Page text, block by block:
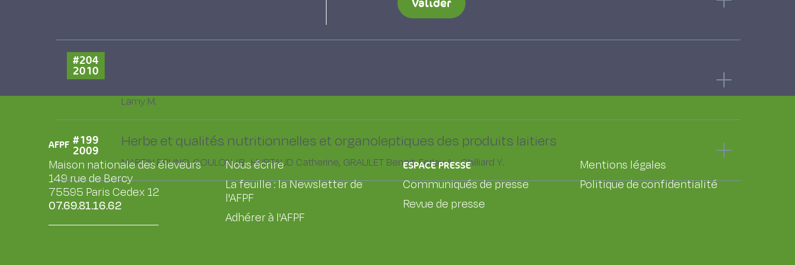
GRAULET Benoit, FARRUGGIA ANNE, MARTIN BRUNO, Pradel P. , HULIN SOPHIE, Piquet M. , Duriot B. , Cornu A. , Portelli J.
#204
2010
Lamy M.
#199
2009 Herbe et qualités nutritionnelles et organoleptiques des produits laitiers
MARTIN BRUNO, COULON J.B., HURTAUD Catherine, GRAULET Benoit, Ferlay A. , Chilliard Y.
AFPF
Maison nationale des éleveurs
149 rue de Bercy
75595 Paris Cedex 12
07.69.81.16.62
Nous écrire
La feuille : la Newsletter de
l'AFPF
Adhérer à l'AFPF
ESPACE PRESSE
Communiqués de presse
Revue de presse
Mentions légales
Politique de confidentialité